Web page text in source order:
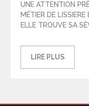
UNE ATTENTION
MÉTIER DE
ELLE TROUVE SA
LIRE PLUS